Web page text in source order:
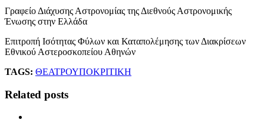
Γραφείο Διάχυσης Αστρονομίας της Διεθνούς Αστρονομικής
Ένωσης στην Ελλάδα
Επιτροπή Ισότητας Φύλων και Καταπολέμησης των Διακρίσεων
Εθνικού Αστεροσκοπείου Αθηνών
TAGS: ΘΕΑΤΡΟΥΠΟΚΡΙΤΙΚΗ
Related posts